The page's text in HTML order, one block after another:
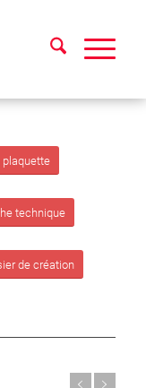
plaquette
technique
de création